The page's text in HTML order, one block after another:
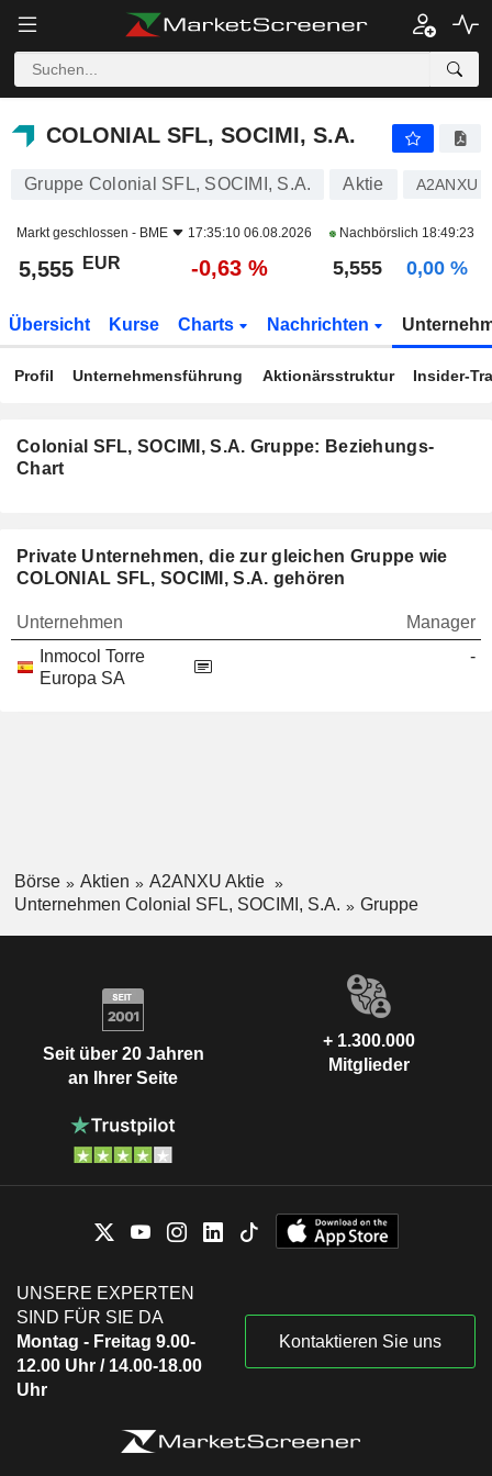
COLONIAL SFL, SOCIMI, S.A.
COLONIAL SFL, SOCIMI, S.A.
Gruppe Colonial SFL, SOCIMI, S.A. Aktie A2ANXU
Markt geschlossen - BME 17:35:10 06.08.2026 Nachbörslich 18:49:23
5,555 EUR -0,63 % 5,555 0,00 %
Übersicht Kurse Charts Nachrichten
Profil Unternehmensführung Aktionärsstruktur Insider-
Colonial SFL, SOCIMI, S.A. Gruppe: Beziehungs-
Chart
Private Unternehmen, die zur gleichen Gruppe wie
COLONIAL SFL, SOCIMI, S.A. gehören
Unternehmen
Manager
Inmocol Torre
Europa SA
-
Börse Aktien
A2ANXU Aktie
Unternehmen Colonial SFL, SOCIMI, S.A.
Gruppe
Seit über 20 Jahren
an Ihrer Seite
+ 1.300.000
Mitglieder
UNSERE EXPERTEN
SIND FÜR SIE DA
Montag - Freitag 9.00-
12.00 Uhr / 14.00-18.00
Uhr
Kontaktieren Sie uns